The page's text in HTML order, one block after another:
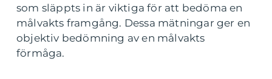
som släppts in är viktiga för att bedöma en
målvakts framgång. Dessa mätningar ger en
objektiv bedömning av en målvakts
förmåga.